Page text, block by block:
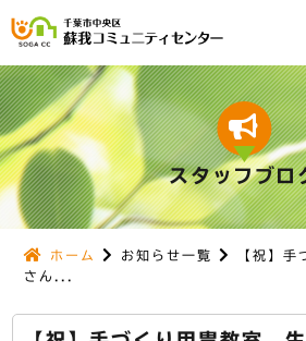
スタッフブロ
ホーム お知らせ一覧
【祝】手
さん...